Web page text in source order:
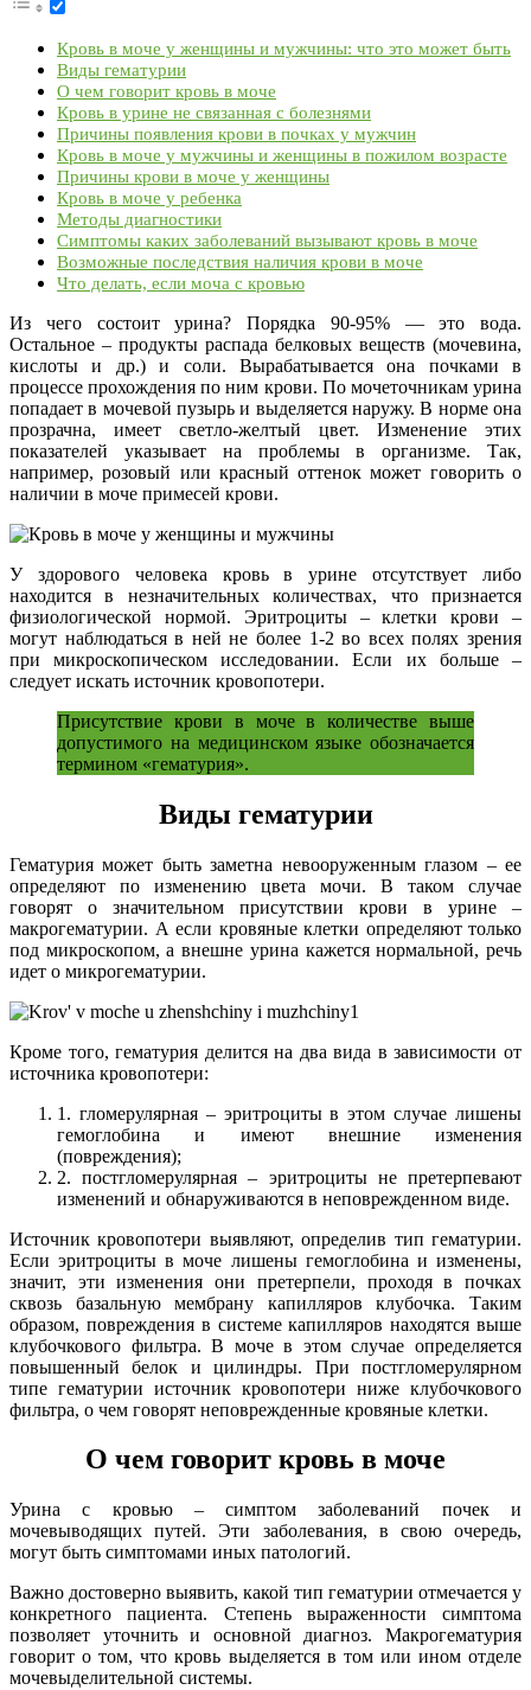
Кровь в моче у женщины и мужчины: что это может быть
Виды гематурии
О чем говорит кровь в моче
Кровь в урине не связанная с болезнями
Причины появления крови в почках у мужчин
Кровь в моче у мужчины и женщины в пожилом возрасте
Причины крови в моче у женщины
Кровь в моче у ребенка
Методы диагностики
Симптомы каких заболеваний вызывают кровь в моче
Возможные последствия наличия крови в моче
Что делать, если моча с кровью
Из чего состоит урина? Порядка 90-95% — это вода.
Остальное – продукты распада белковых веществ (мочевина,
кислоты и др.) и соли. Вырабатывается она почками в
процессе прохождения по ним крови. По мочеточникам урина
попадает в мочевой пузырь и выделяется наружу. В норме она
прозрачна, имеет светло-желтый цвет. Изменение этих
показателей указывает на проблемы в организме. Так,
например, розовый или красный оттенок может говорить о
наличии в моче примесей крови.
У здорового человека кровь в урине отсутствует либо
находится в незначительных количествах, что признается
физиологической нормой. Эритроциты – клетки крови –
могут наблюдаться в ней не более 1-2 во всех полях зрения
при микроскопическом исследовании. Если их больше –
следует искать источник кровопотери.
Присутствие крови в моче в количестве выше
допустимого на медицинском языке обозначается
термином «гематурия».
Виды гематурии
Гематурия может быть заметна невооруженным глазом – ее
определяют по изменению цвета мочи. В таком случае
говорят о значительном присутствии крови в урине –
макрогематурии. А если кровяные клетки определяют только
под микроскопом, а внешне урина кажется нормальной, речь
идет о микрогематурии.
Кроме того, гематурия делится на два вида в зависимости от
источника кровопотери:
1. гломерулярная – эритроциты в этом случае лишены
гемоглобина и имеют внешние изменения
(повреждения);
2. постгломерулярная – эритроциты не претерпевают
изменений и обнаруживаются в неповрежденном виде.
Источник кровопотери выявляют, определив тип гематурии.
Если эритроциты в моче лишены гемоглобина и изменены,
значит, эти изменения они претерпели, проходя в почках
сквозь базальную мембрану капилляров клубочка. Таким
образом, повреждения в системе капилляров находятся выше
клубочкового фильтра. В моче в этом случае определяется
повышенный белок и цилиндры. При постгломерулярном
типе гематурии источник кровопотери ниже клубочкового
фильтра, о чем говорят неповрежденные кровяные клетки.
О чем говорит кровь в моче
Урина с кровью – симптом заболеваний почек и
мочевыводящих путей. Эти заболевания, в свою очередь,
могут быть симптомами иных патологий.
Важно достоверно выявить, какой тип гематурии отмечается у
конкретного пациента. Степень выраженности симптома
позволяет уточнить и основной диагноз. Макрогематурия
говорит о том, что кровь выделяется в том или ином отделе
мочевыделительной системы.